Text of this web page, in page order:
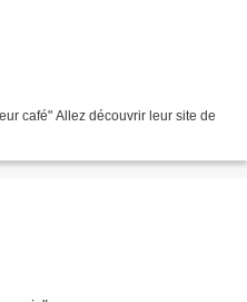
café" Allez découvrir leur site de